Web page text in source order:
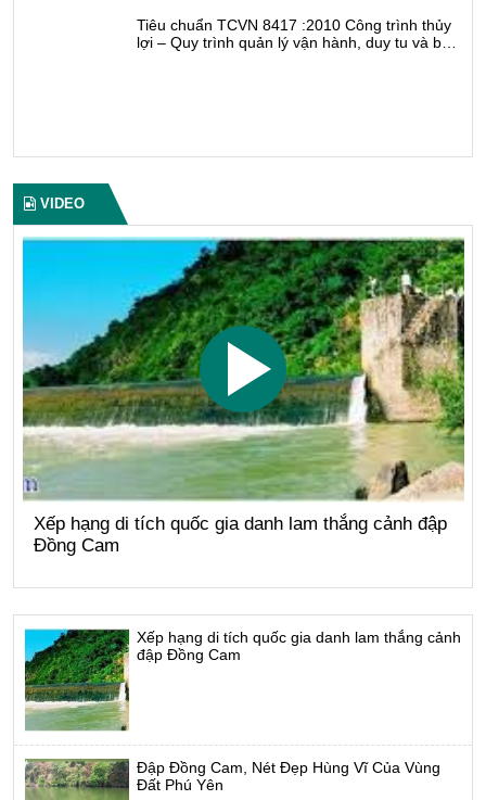
Tiêu chuẩn TCVN 8417 :2010 Công trình thủy
lợi – Quy trình quản lý vận hành, duy tu và bảo
VIDEO
Xếp hạng di tích quốc gia danh lam thắng cảnh đập
Đồng Cam
Xếp hạng di tích quốc gia danh lam thắng cảnh
đập Đồng Cam
Đập Đồng Cam, Nét Đẹp Hùng Vĩ Của Vùng
Đất Phú Yên